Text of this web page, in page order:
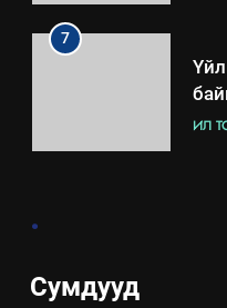
7
ИЛ
.
Сумдууд